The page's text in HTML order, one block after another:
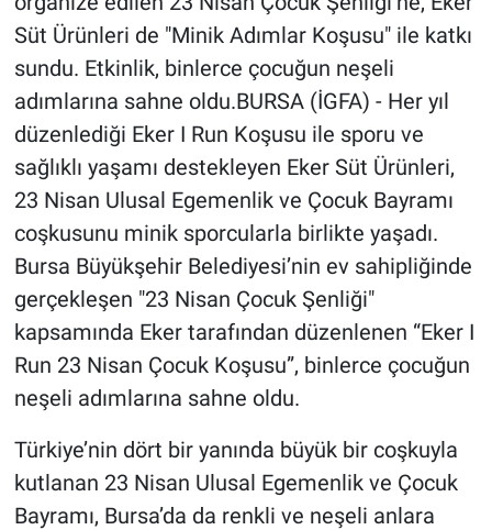
Süt Ürünleri de "Minik Adımlar Koşusu" ile katkı
sundu. Etkinlik, binlerce çocuğun neşeli
adımlarına sahne oldu.BURSA (İGFA) - Her yıl
düzenlediği Eker I Run Koşusu ile sporu ve
sağlıklı yaşamı destekleyen Eker Süt Ürünleri,
23 Nisan Ulusal Egemenlik ve Çocuk Bayramı
coşkusunu minik sporcularla birlikte yaşadı.
Bursa Büyükşehir Belediyesi’nin ev sahipliğinde
gerçekleşen "23 Nisan Çocuk Şenliği"
kapsamında Eker tarafından düzenlenen “Eker I
Run 23 Nisan Çocuk Koşusu”, binlerce çocuğun
neşeli adımlarına sahne oldu.
Türkiye’nin dört bir yanında büyük bir coşkuyla
kutlanan 23 Nisan Ulusal Egemenlik ve Çocuk
Bayramı, Bursa’da da renkli ve neşeli anlara